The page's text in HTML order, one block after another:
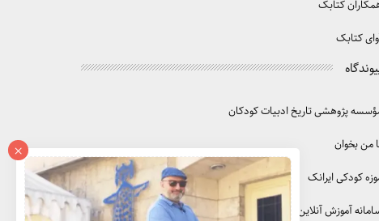
×
کتابک
کتابک
پژوهشی تاریخ ادبیات کودکان
من بخوان
کودکی ایرانک
آموزش آنلاین آموزک